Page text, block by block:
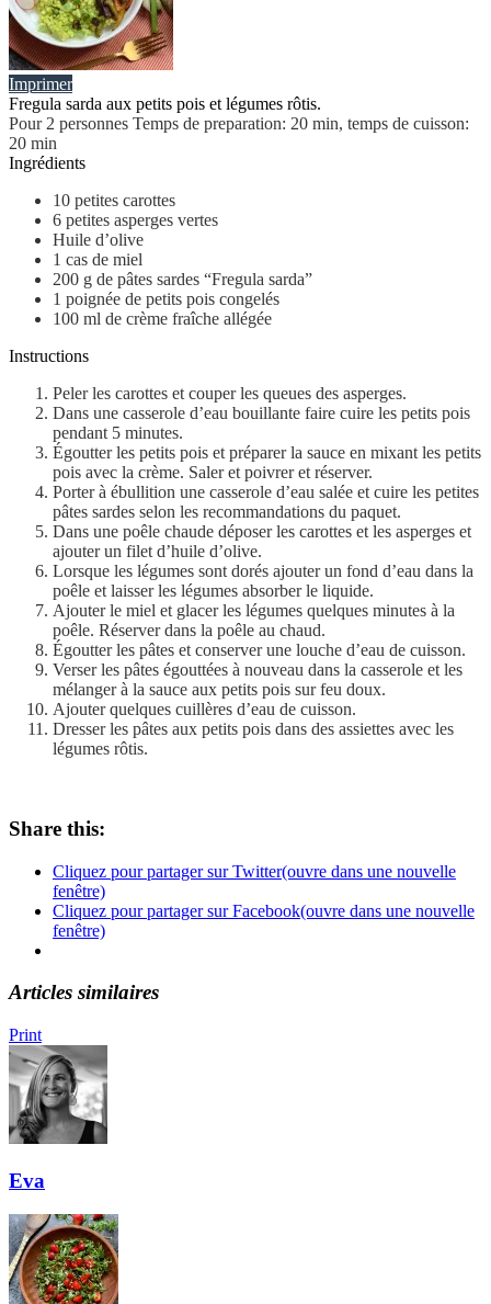
Imprimer
Fregula sarda aux petits pois et légumes rôtis.
Pour 2 personnes Temps de preparation: 20 min, temps de cuisson:
20 min
Ingrédients
10 petites carottes
6 petites asperges vertes
Huile d’olive
1 cas de miel
200 g de pâtes sardes “Fregula sarda”
1 poignée de petits pois congelés
100 ml de crème fraîche allégée
Instructions
Peler les carottes et couper les queues des asperges.
Dans une casserole d’eau bouillante faire cuire les petits pois
pendant 5 minutes.
Égoutter les petits pois et préparer la sauce en mixant les petits
pois avec la crème. Saler et poivrer et réserver.
Porter à ébullition une casserole d’eau salée et cuire les petites
pâtes sardes selon les recommandations du paquet.
Dans une poêle chaude déposer les carottes et les asperges et
ajouter un filet d’huile d’olive.
Lorsque les légumes sont dorés ajouter un fond d’eau dans la
poêle et laisser les légumes absorber le liquide.
Ajouter le miel et glacer les légumes quelques minutes à la
poêle. Réserver dans la poêle au chaud.
Égoutter les pâtes et conserver une louche d’eau de cuisson.
Verser les pâtes égouttées à nouveau dans la casserole et les
mélanger à la sauce aux petits pois sur feu doux.
Ajouter quelques cuillères d’eau de cuisson.
Dresser les pâtes aux petits pois dans des assiettes avec les
légumes rôtis.
Share this:
Cliquez pour partager sur Twitter(ouvre dans une nouvelle
fenêtre)
Cliquez pour partager sur Facebook(ouvre dans une nouvelle
fenêtre)
Articles similaires
Print
Eva